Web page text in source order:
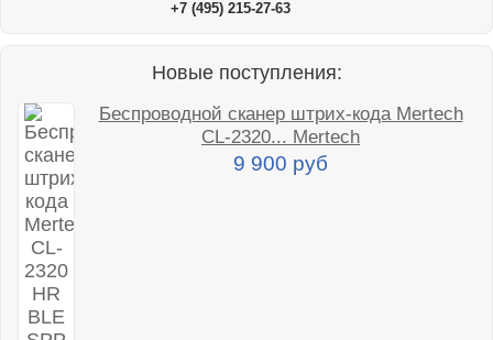
+7 (495) 215-27-63
Новые поступления:
Беспроводной сканер штрих-кода Mertech
CL-2320... Mertech
9 900 руб